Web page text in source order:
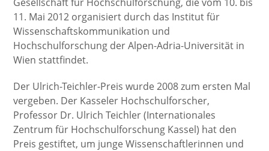
11. Mai 2012 organisiert durch das Institut für
Wissenschaftskommunikation und
Hochschulforschung der Alpen-Adria-Universität in
Wien stattfindet.
Der Ulrich-Teichler-Preis wurde 2008 zum ersten Mal
vergeben. Der Kasseler Hochschulforscher,
Professor Dr. Ulrich Teichler (Internationales
Zentrum für Hochschulforschung Kassel) hat den
Preis gestiftet, um junge Wissenschaftlerinnen und